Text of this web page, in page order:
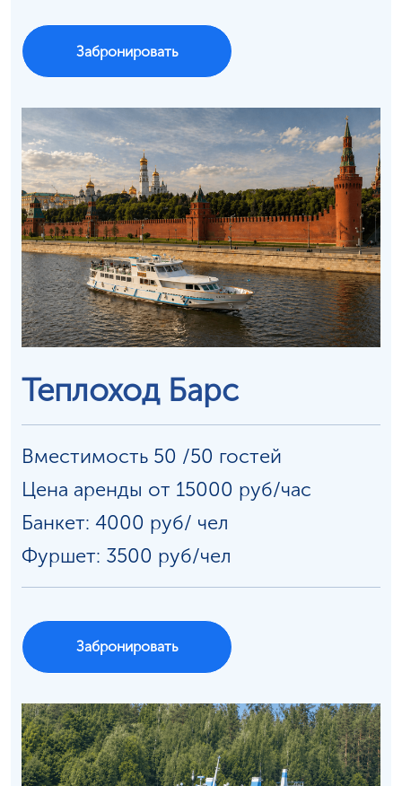
Забронировать
Теплоход Барс
Вместимость 50 /50 гостей
Цена аренды от 15000 руб/час
Банкет: 4000 руб/ чел
Фуршет: 3500 руб/чел
Забронировать